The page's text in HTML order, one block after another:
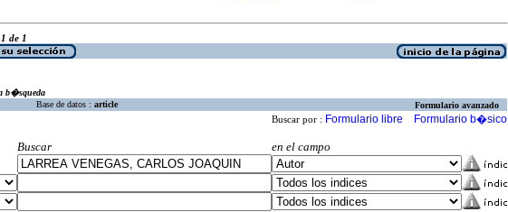
de 1
b�squeda
Base de datos : article Formulario avanzado
Buscar por : Formulario libre Formulario b�sico
Buscar
en el campo